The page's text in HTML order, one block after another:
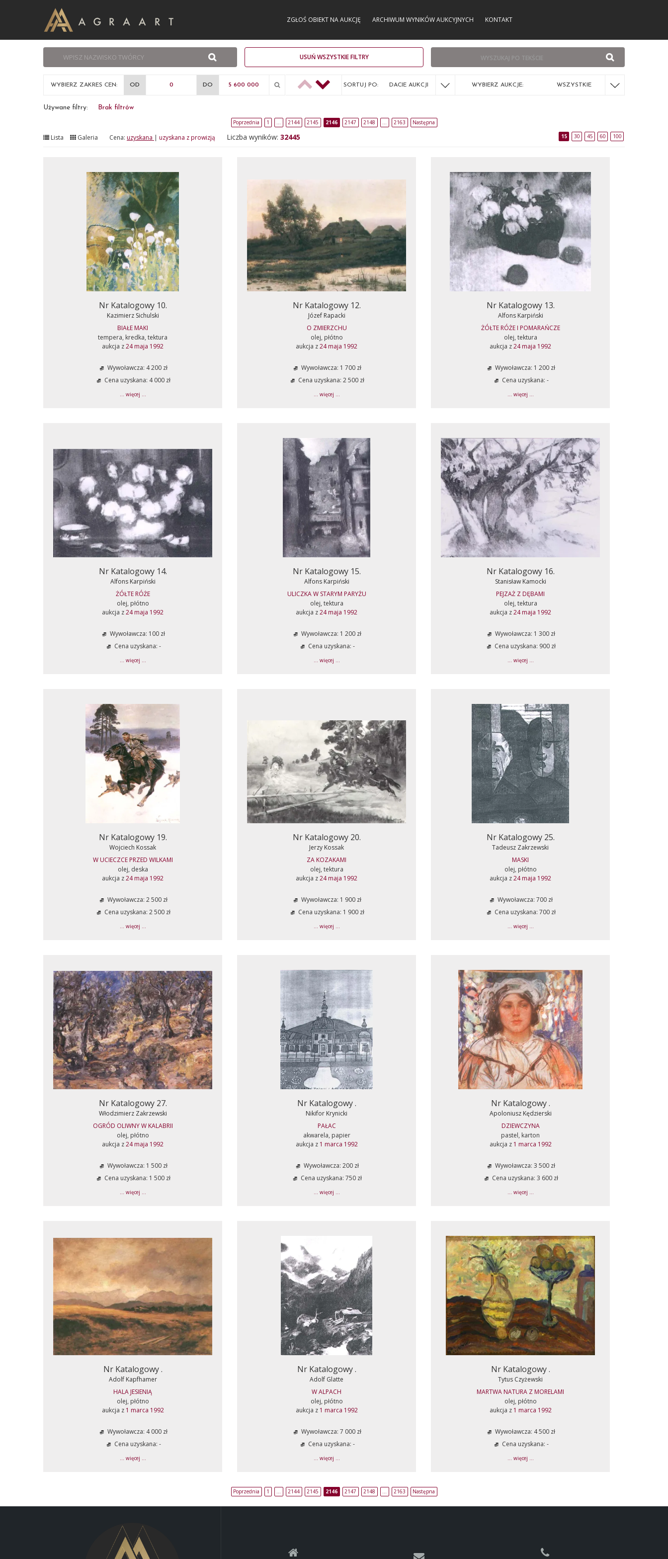
ZGŁOŚ OBIEKT NA AUKCJĘ ARCHIWUM WYNIKÓW AUKCYJNYCH KONTAKT
USUŃ WSZYSTKIE FILTRY
WYBIERZ ZAKRES CEN: OD DO SORTUJ PO: DACIE AUKCJI WYBIERZ AUKCJE: WSZYSTKIE
Używane filtry: Brak filtrów
Poprzednia 1 … 2144 2145 2146 2147 2148 … 2163 Następna
Lista Galeria Cena: uzyskana | uzyskana z prowizją Liczba wyników: 32445 15 30 45 60 100
Nr Katalogowy 10.
Kazimierz Sichulski
BIAŁE MAKI
tempera, kredka, tektura
aukcja z24 maja 1992
Wywoławcza: 4 200 zł
Cena uzyskana: 4 000 zł
... więcej ...
Nr Katalogowy 12.
Józef Rapacki
O ZMIERZCHU
olej, płótno
aukcja z24 maja 1992
Wywoławcza: 1 700 zł
Cena uzyskana: 2 500 zł
... więcej ...
Nr Katalogowy 13.
Alfons Karpiński
ŻÓŁTE RÓŻE I POMARAŃCZE
olej, tektura
aukcja z24 maja 1992
Wywoławcza: 1 200 zł
Cena uzyskana: -
... więcej ...
Nr Katalogowy 14.
Alfons Karpiński
ŻÓŁTE RÓŻE
olej, płótno
aukcja z24 maja 1992
Wywoławcza: 100 zł
Cena uzyskana: -
... więcej ...
Nr Katalogowy 15.
Alfons Karpiński
ULICZKA W STARYM PARYŻU
olej, tektura
aukcja z24 maja 1992
Wywoławcza: 1 200 zł
Cena uzyskana: -
... więcej ...
Nr Katalogowy 16.
Stanisław Kamocki
PEJZAŻ Z DĘBAMI
olej, tektura
aukcja z24 maja 1992
Wywoławcza: 1 300 zł
Cena uzyskana: 900 zł
... więcej ...
Nr Katalogowy 19.
Wojciech Kossak
W UCIECZCE PRZED WILKAMI
olej, deska
aukcja z24 maja 1992
Wywoławcza: 2 500 zł
Cena uzyskana: 2 500 zł
... więcej ...
Nr Katalogowy 20.
Jerzy Kossak
ZA KOZAKAMI
olej, tektura
aukcja z24 maja 1992
Wywoławcza: 1 900 zł
Cena uzyskana: 1 900 zł
... więcej ...
Nr Katalogowy 25.
Tadeusz Zakrzewski
MASKI
olej, płótno
aukcja z24 maja 1992
Wywoławcza: 700 zł
Cena uzyskana: 700 zł
... więcej ...
Nr Katalogowy 27.
Włodzimierz Zakrzewski
OGRÓD OLIWNY W KALABRII
olej, płótno
aukcja z24 maja 1992
Wywoławcza: 1 500 zł
Cena uzyskana: 1 500 zł
... więcej ...
Nr Katalogowy .
Nikifor Krynicki
PAŁAC
akwarela, papier
aukcja z 1 marca 1992
Wywoławcza: 200 zł
Cena uzyskana: 750 zł
... więcej ...
Nr Katalogowy .
Apoloniusz Kędzierski
DZIEWCZYNA
pastel, karton
aukcja z 1 marca 1992
Wywoławcza: 3 500 zł
Cena uzyskana: 3 600 zł
... więcej ...
Nr Katalogowy .
Adolf Kapfhamer
HALA JESIENIĄ
olej, płótno
aukcja z 1 marca 1992
Wywoławcza: 4 000 zł
Cena uzyskana: -
... więcej ...
Nr Katalogowy .
Adolf Glatte
W ALPACH
olej, płótno
aukcja z 1 marca 1992
Wywoławcza: 7 000 zł
Cena uzyskana: -
... więcej ...
Nr Katalogowy .
Tytus Czyżewski
MARTWA NATURA Z MORELAMI
olej, płótno
aukcja z 1 marca 1992
Wywoławcza: 4 500 zł
Cena uzyskana: -
... więcej ...
Poprzednia 1 … 2144 2145 2146 2147 2148 … 2163 Następna